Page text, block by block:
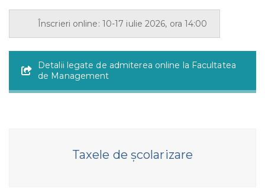
Înscrieri online: 10-17 iulie 2026, ora 14:00
Detalii legate de admiterea online la Facultatea
de Management
Taxele de școlarizare